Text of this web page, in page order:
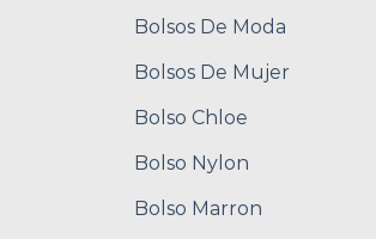
Bolsos De Moda
Bolsos De Mujer
Bolso Chloe
Bolso Nylon
Bolso Marron